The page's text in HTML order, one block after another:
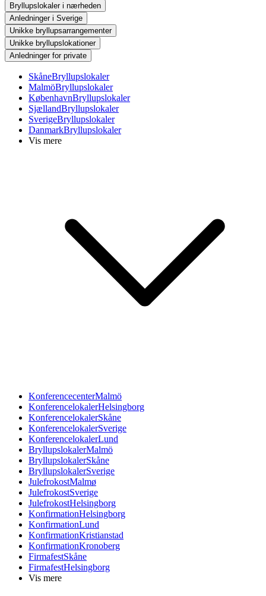
Bryllupslokaler i nærheden
Anledninger i Sverige
Unikke bryllupsarrangementer
Unikke bryllupslokationer
Anledninger for private
SkåneBryllupslokaler
MalmöBryllupslokaler
KøbenhavnBryllupslokaler
SjællandBryllupslokaler
SverigeBryllupslokaler
DanmarkBryllupslokaler
Vis mere
KonferencecenterMalmö
KonferencelokalerHelsingborg
KonferencelokalerSkåne
KonferencelokalerSverige
KonferencelokalerLund
BryllupslokalerMalmö
BryllupslokalerSkåne
BryllupslokalerSverige
JulefrokostMalmø
JulefrokostSverige
JulefrokostHelsingborg
KonfirmationHelsingborg
KonfirmationLund
KonfirmationKristianstad
KonfirmationKronoberg
FirmafestSkåne
FirmafestHelsingborg
Vis mere